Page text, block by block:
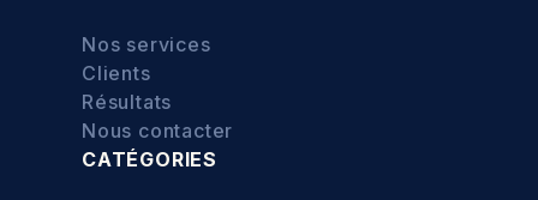
Nos services
Clients
Résultats
Nous contacter
CATÉGORIES